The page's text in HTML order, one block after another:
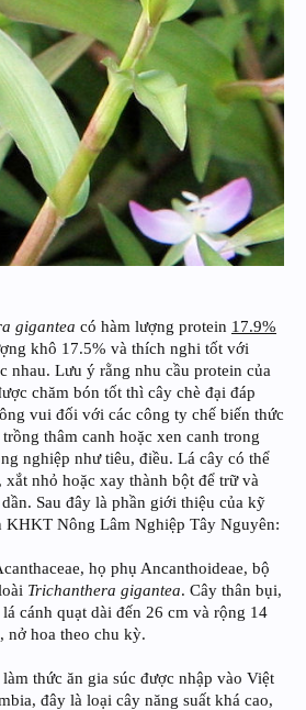
gigantea có hàm lượng protein 17.9%
khô 17.5% và thích nghi tốt với
nhau. Lưu ý rằng nhu cầu protein của
chăm bón tốt thì cây chè đại đáp
vui đối với các công ty chế biến thức
thâm canh hoặc xen canh trong
nghiệp như tiêu, điều. Lá cây có thể
nhỏ hoặc xay thành bột để trữ và
Sau đây là phần giới thiệu của kỹ
KHKT Nông Lâm Nghiệp Tây Nguyên:
họ phụ Ancanthoideae, bộ
Trichanthera gigantea. Cây thân bụi,
cánh quạt dài đến 26 cm và rộng 14
nở hoa theo chu kỳ.
thức ăn gia súc được nhập vào Việt
đây là loại cây năng suất khá cao,